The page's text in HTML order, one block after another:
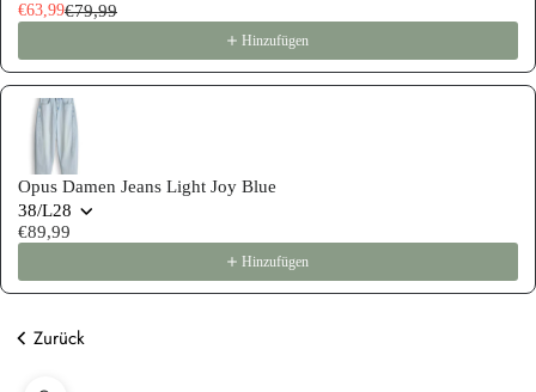
€63,99€79,99
Hinzufügen
Opus Damen Jeans Light Joy Blue
38/L28
€89,99
Hinzufügen
Zurück